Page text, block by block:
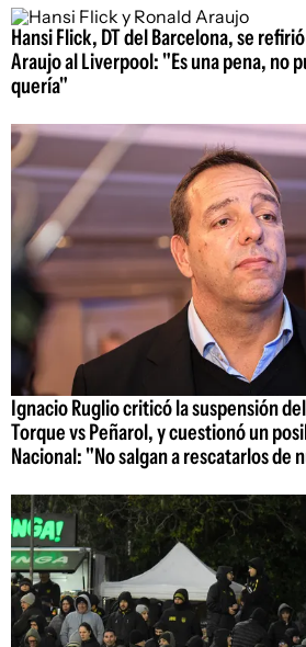
Hansi Flick, DT del Barcelona, se
Araujo al Liverpool: "Es una pena, no
quería"
Ignacio Ruglio criticó la suspensión
Torque vs Peñarol, y cuestionó un
Nacional: "No salgan a rescatarlos de